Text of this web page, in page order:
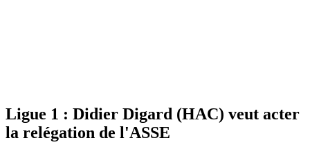
Ligue 1 : Didier Digard (HAC) veut acter
la relégation de l'ASSE